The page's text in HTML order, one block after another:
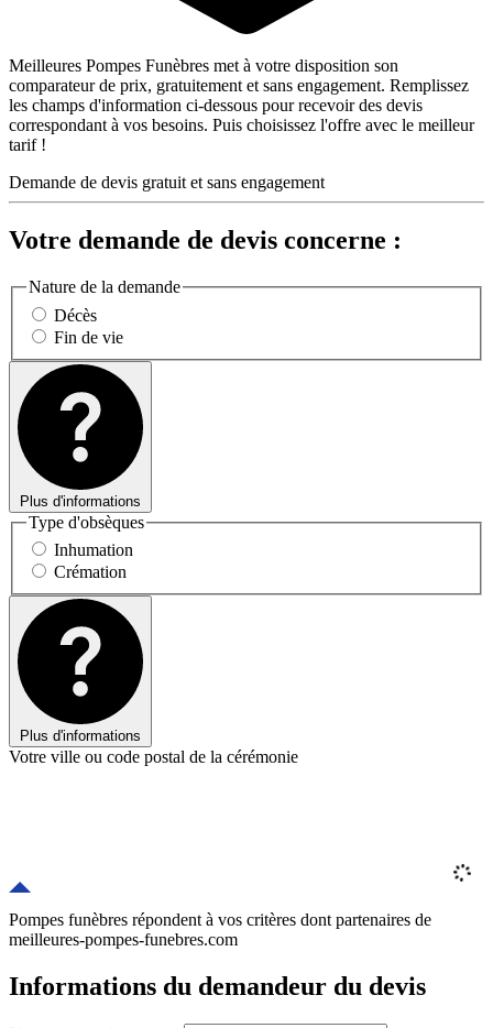
Meilleures Pompes Funèbres met à votre disposition son
comparateur de prix, gratuitement et sans engagement. Remplissez
les champs d'information ci-dessous pour recevoir des devis
correspondant à vos besoins. Puis choisissez l'offre avec le meilleur
tarif !
Demande de devis gratuit et sans engagement
Votre demande de devis concerne :
Nature de la demande
Décès
Fin de vie
Plus d'informations
Type d'obsèques
Inhumation
Crémation
Plus d'informations
Votre ville ou code postal de la cérémonie
Pompes funèbres répondent à vos critères dont partenaires de
meilleures-pompes-funebres.com
Informations du demandeur du devis